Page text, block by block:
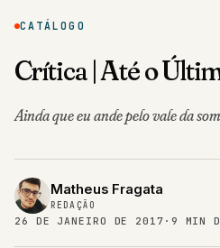
CATÁLOGO
Crítica | Até o
Ainda que eu ande pelo vale da
Matheus Fragata
REDAÇÃO
26 DE JANEIRO DE 2017 · 9 MIN